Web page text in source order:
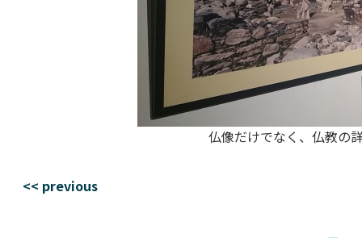
仏像だけでなく、仏教の
<< previous